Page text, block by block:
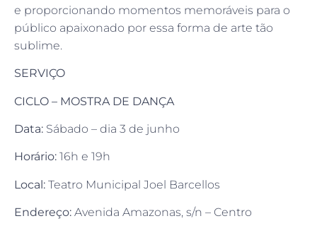
e proporcionando momentos memoráveis para o
público apaixonado por essa forma de arte tão
sublime.
SERVIÇO
CICLO – MOSTRA DE DANÇA
Data: Sábado – dia 3 de junho
Horário: 16h e 19h
Local: Teatro Municipal Joel Barcellos
Endereço: Avenida Amazonas, s/n – Centro